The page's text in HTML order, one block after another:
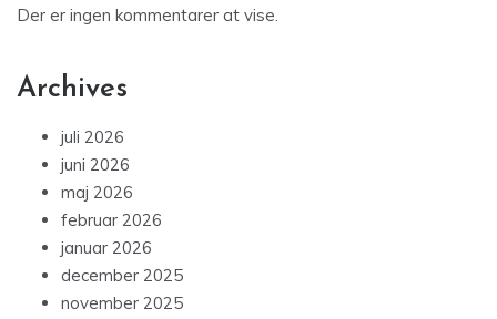
Der er ingen kommentarer at vise.
Archives
juli 2026
juni 2026
maj 2026
februar 2026
januar 2026
december 2025
november 2025